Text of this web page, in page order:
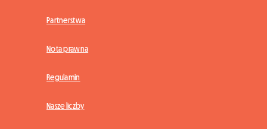
Partnerstwa
Nota prawna
Regulamin
Nasze liczby